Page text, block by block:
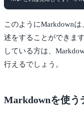
このようにMarkdown
述をすることができま
している方は、
行えるでしょう。
Markdownを使う